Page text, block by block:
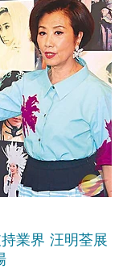
業界 汪明荃展